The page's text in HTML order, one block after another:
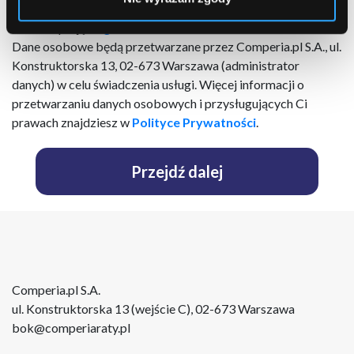
podmiotów trzecich ( lista) za pomocą poczty elektronicznej
AkceptujęRegulamin
Dane osobowe będą przetwarzane przez Comperia.pl S.A., ul.
Konstruktorska 13, 02-673 Warszawa (administrator
danych) w celu świadczenia usługi. Więcej informacji o
przetwarzaniu danych osobowych i przysługujących Ci
prawach znajdziesz w Polityce Prywatności.
Przejdź dalej
Comperia.pl S.A.
ul. Konstruktorska 13 (wejście C), 02-673 Warszawa
bok@comperiaraty.pl